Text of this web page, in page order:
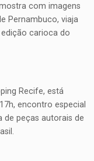
com imagens
Pernambuco, viaja
carioca do
Recife, está
encontro especial
de peças autorais de